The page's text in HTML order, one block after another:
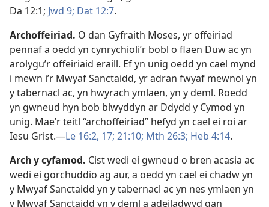
Da 12:1; Jwd 9; Dat 12:7.
Archoffeiriad. O dan Gyfraith Moses, yr offeiriad
pennaf a oedd yn cynrychioli’r bobl o flaen Duw ac yn
arolygu’r offeiriaid eraill. Ef yn unig oedd yn cael mynd
i mewn i’r Mwyaf Sanctaidd, yr adran fwyaf mewnol yn
y tabernacl ac, yn hwyrach ymlaen, yn y deml. Roedd
yn gwneud hyn bob blwyddyn ar Ddydd y Cymod yn
unig. Mae’r teitl “archoffeiriad” hefyd yn cael ei roi ar
Iesu Grist.—Le 16:2, 17; 21:10; Mth 26:3; Heb 4:14.
Arch y cyfamod. Cist wedi ei gwneud o bren acasia ac
wedi ei gorchuddio ag aur, a oedd yn cael ei chadw yn
y Mwyaf Sanctaidd yn y tabernacl ac yn nes ymlaen yn
y Mwyaf Sanctaidd yn y deml a adeiladwyd gan